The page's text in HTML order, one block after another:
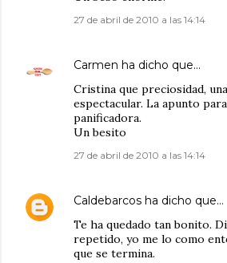
27 de abril de 2010 a las 14:14
Carmen ha dicho que…
Cristina que preciosidad,
espectacular. La apunto
panificadora.
Un besito
27 de abril de 2010 a las 14:14
Caldebarcos ha dicho que…
Te ha quedado tan bonito.
repetido, yo me lo como
que se termina.